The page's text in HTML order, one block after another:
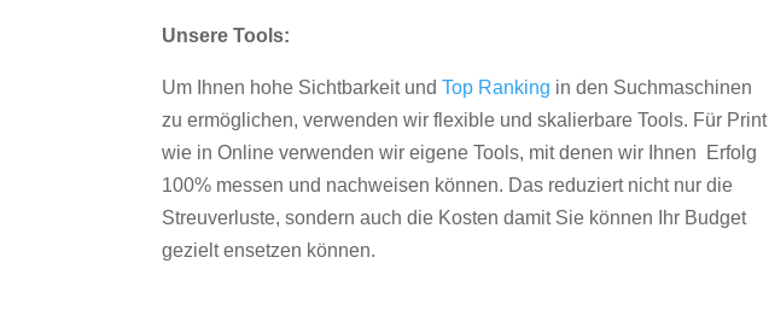
Unsere Tools:
Um Ihnen hohe Sichtbarkeit undTop Ranking in den Suchmaschinen
zu ermöglichen, verwenden wir flexible und skalierbare Tools. Für Print
wie in Online verwenden wir eigene Tools, mit denen wir Ihnen Erfolg
100% messen und nachweisen können. Das reduziert nicht nur die
Streuverluste, sondern auch die Kosten damit Sie können Ihr Budget
gezielt ensetzen können.